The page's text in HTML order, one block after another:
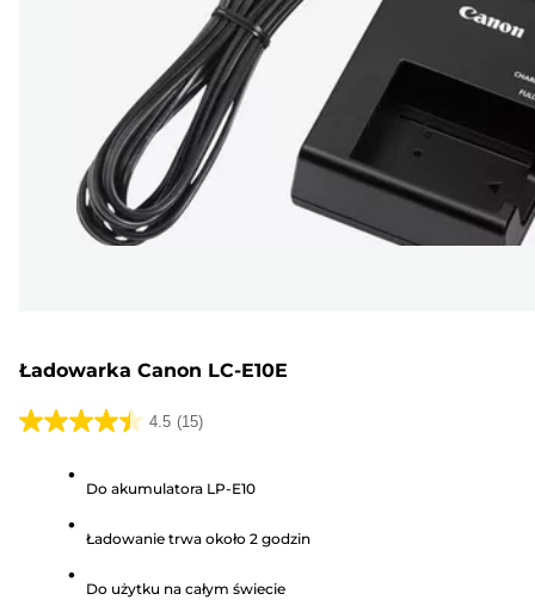
Ładowarka Canon LC-E10E
4.5 (15)
4.5
gwiazdek.
Recenzji
Do akumulatora LP-E10
Ładowanie trwa około 2 godzin
Do użytku na całym świecie